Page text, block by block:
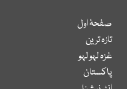
صفحۂ اول
تازہ ترین
غزہ لہو لہو
پاکستان